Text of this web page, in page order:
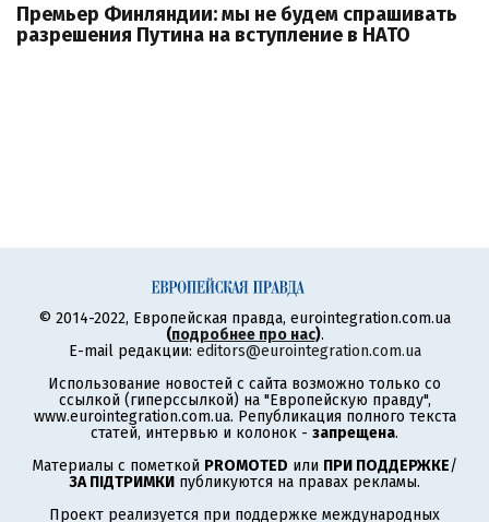
Премьер Финляндии: мы не будем спрашивать
разрешения Путина на вступление в НАТО
© 2014-2022, Европейская правда, eurointegration.com.ua
(подробнее про нас).
E-mail редакции: editors@eurointegration.com.ua
Использование новостей с сайта возможно только со
ссылкой (гиперссылкой) на "Европейскую правду",
www.eurointegration.com.ua. Републикация полного текста
статей, интервью и колонок - запрещена.
Материалы с пометкой PROMOTED или ПРИ ПОДДЕРЖКЕ/
ЗА ПІДТРИМКИ публикуются на правах рекламы.
Проект реализуется при поддержке международных